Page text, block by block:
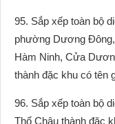
95. Sắp xếp toàn bộ
phường Dương
Hàm Ninh, Cửa
thành đặc khu có tên
96. Sắp xếp toàn bộ
Thổ Châu thành đặc